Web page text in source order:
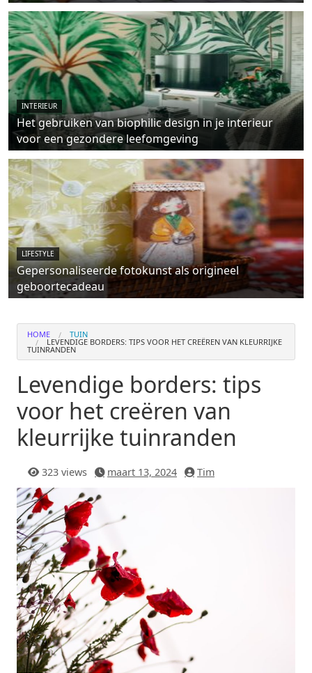
INTERIEUR
Het gebruiken van biophilic design in je interieur
voor een gezondere leefomgeving
LIFESTYLE
Gepersonaliseerde fotokunst als origineel
geboortecadeau
HOME TUIN
LEVENDIGE BORDERS: TIPS VOOR HET CREËREN VAN KLEURRIJKE
TUINRANDEN
Levendige borders: tips
voor het creëren van
kleurrijke tuinranden
323 views maart 13, 2024 Tim